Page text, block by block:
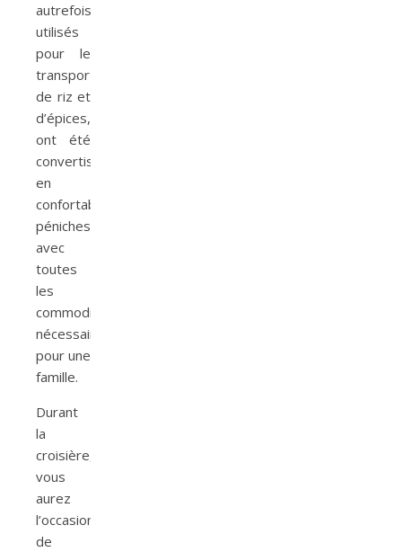
autrefois
utilisés
pour le
transport
de riz et
d’épices,
ont été
convertis
en
confortables
péniches
avec
toutes
les
commodités
nécessaires
pour une
famille.
Durant
la
croisière,
vous
aurez
l’occasion
de